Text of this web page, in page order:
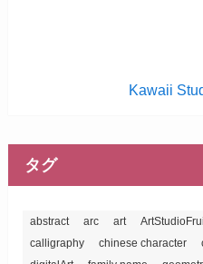
Kawaii
タグ
abstract arc art
calligraphy
chinese character